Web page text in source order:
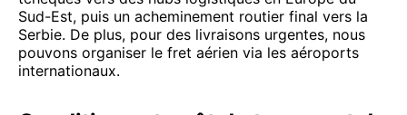
Sud-Est, puis un acheminement routier final vers la
Serbie. De plus, pour des livraisons urgentes, nous
pouvons organiser le fret aérien via les aéroports
internationaux.